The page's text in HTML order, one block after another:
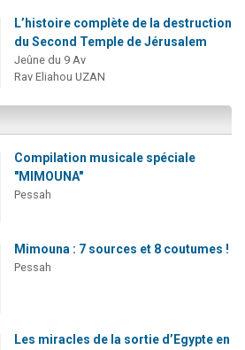
L’histoire complète de la destruction
du Second Temple de Jérusalem
Jeûne du 9 Av
Rav Eliahou UZAN
Compilation musicale spéciale
"MIMOUNA"
Pessah
Mimouna : 7 sources et 8 coutumes !
Pessah
Les miracles de la sortie d’Egypte en